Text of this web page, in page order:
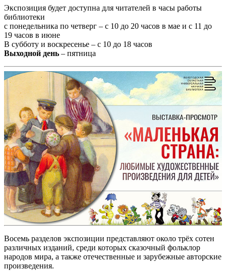
Экспозиция будет доступна для читателей в часы работы
библиотеки
с понедельника по четверг – с 10 до 20 часов в мае и с 11 до
19 часов в июне
В субботу и воскресенье – с 10 до 18 часов
Выходной день – пятница
Восемь разделов экспозиции представляют около трёх сотен
различных изданий, среди которых сказочный фольклор
народов мира, а также отечественные и зарубежные авторские
произведения.